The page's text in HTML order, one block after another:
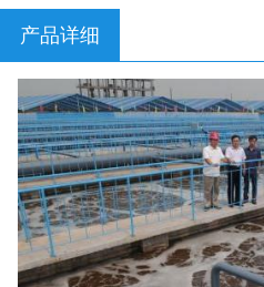
产品详细